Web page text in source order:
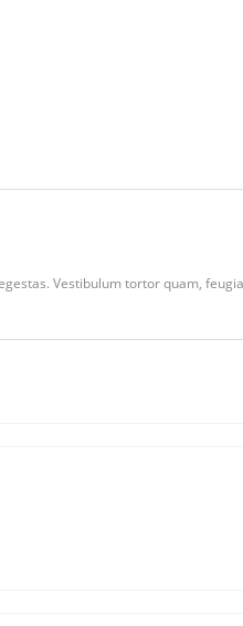
Vestibulum tortor quam,